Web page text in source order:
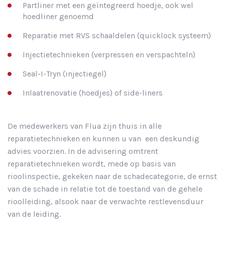
Partliner met een geïntegreerd hoedje, ook wel
hoedliner genoemd
Reparatie met RVS schaaldelen (quicklock systeem)
Injectietechnieken (verpressen en verspachteln)
Seal-I-Tryn (injectiegel)
Inlaatrenovatie (hoedjes) of side-liners
De medewerkers van Flua zijn thuis in alle
reparatietechnieken en kunnen u van een deskundig
advies voorzien. In de advisering omtrent
reparatietechnieken wordt, mede op basis van
rioolinspectie, gekeken naar de schadecategorie, de ernst
van de schade in relatie tot de toestand van de gehele
rioolleiding, alsook naar de verwachte restlevensduur
van de leiding.